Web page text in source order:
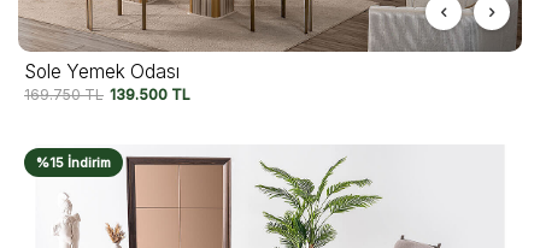
Sole Yemek Odası
169.750TL 139.500 TL
%15 İndirim